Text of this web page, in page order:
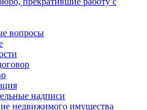
вопросы
надписи
недвижимого имущества